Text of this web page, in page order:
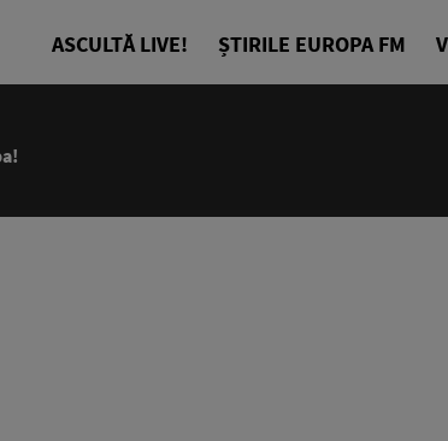
ASCULTĂ LIVE! ȘTIRILE EUROPA FM